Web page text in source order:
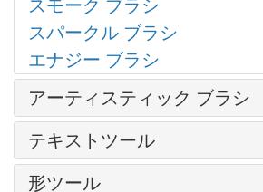
ブラシエディター: 楕円形
シャドウに関する効果
シャープ効果、二階調効果
様式化に関する効果
ディスト―ション
ぼかし効果
均一化
グリッチアート
ハイパス
レンズ補正
ノイズ
ページカール
ピクセル化
シャドウとハイライト
カメレオン ブラシ
ぼかしツール
シャープツール
指先ツール
覆い焼きツール
焼きこみツール
スポンジツール
スモーク ブラシ
スパークル ブラシ
エナジー ブラシ
アーティスティック ブラシ
油絵用ブラシ
ローラー
フェルトペン
テキストツール
テキストツール
形ツール